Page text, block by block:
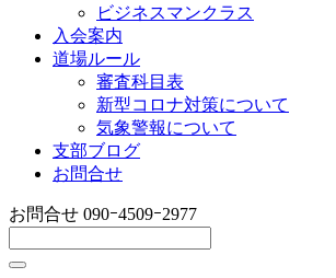
ビジネスマンクラス
入会案内
道場ルール
審査科目表
新型コロナ対策について
気象警報について
支部ブログ
お問合せ
お問合せ 090ｰ4509ｰ2977